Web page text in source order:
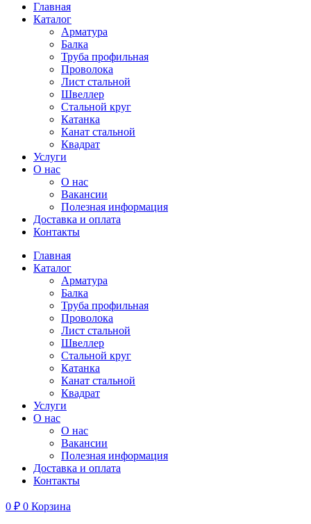
Главная
Каталог
Арматура
Балка
Труба профильная
Проволока
Лист стальной
Швеллер
Стальной круг
Катанка
Канат стальной
Квадрат
Услуги
О нас
О нас
Вакансии
Полезная информация
Доставка и оплата
Контакты
Главная
Каталог
Арматура
Балка
Труба профильная
Проволока
Лист стальной
Швеллер
Стальной круг
Катанка
Канат стальной
Квадрат
Услуги
О нас
О нас
Вакансии
Полезная информация
Доставка и оплата
Контакты
0 ₽ 0 Корзина